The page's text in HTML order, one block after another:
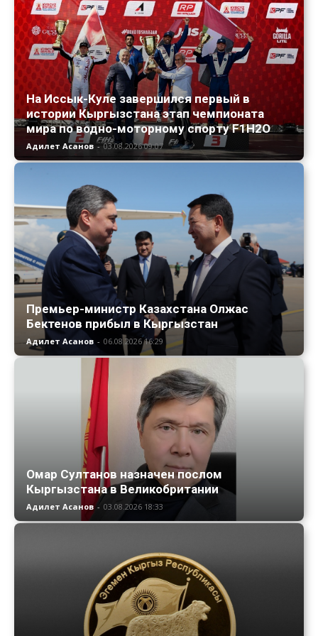
На Иссык-Куле завершился первый в
истории Кыргызстана этап чемпионата
мира по водно-моторному спорту F1H2O
Адилет Асанов - 03.08.2026 09:07
Премьер-министр Казахстана Олжас
Бектенов прибыл в Кыргызстан
Адилет Асанов - 06.08.2026 16:29
Омар Султанов назначен послом
Кыргызстана в Великобритании
Адилет Асанов - 03.08.2026 18:33